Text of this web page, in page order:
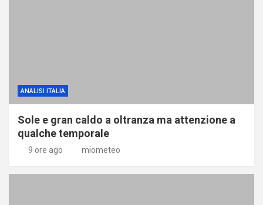
ANALISI ITALIA
Sole e gran caldo a oltranza ma attenzione a
qualche temporale
9 ore ago miometeo